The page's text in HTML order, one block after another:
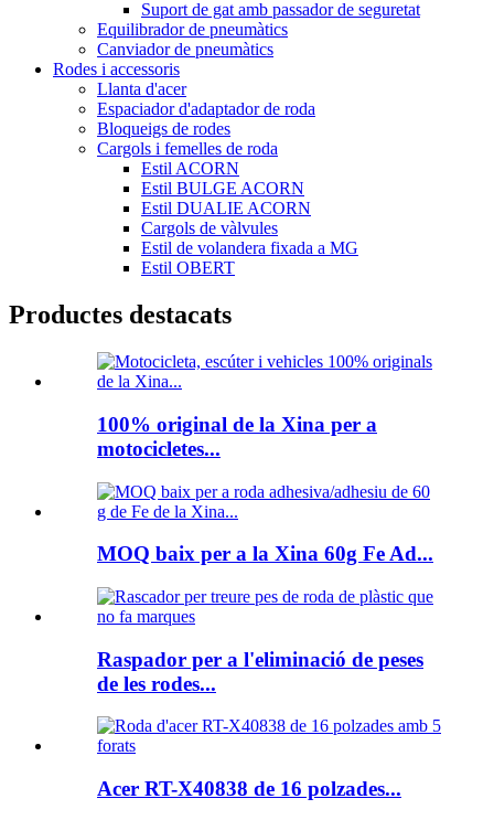
Suport de gat amb passador de seguretat
Equilibrador de pneumàtics
Canviador de pneumàtics
Rodes i accessoris
Llanta d'acer
Espaciador d'adaptador de roda
Bloqueigs de rodes
Cargols i femelles de roda
Estil ACORN
Estil BULGE ACORN
Estil DUALIE ACORN
Cargols de vàlvules
Estil de volandera fixada a MG
Estil OBERT
Productes destacats
100% original de la Xina per a
motocicletes...
MOQ baix per a la Xina 60g Fe Ad...
Raspador per a l'eliminació de peses
de les rodes...
Acer RT-X40838 de 16 polzades...